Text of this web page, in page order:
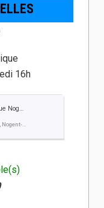
16h
EANV
148 avenue de l’Europe, Nogent-sur-Oise